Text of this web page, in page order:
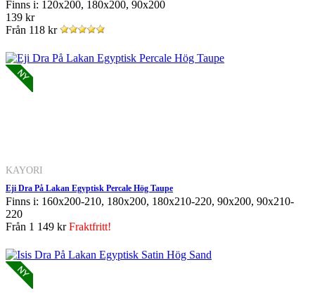
Finns i: 120x200, 180x200, 90x200
139 kr
Från 118 kr
KAYORI
Eji Dra På Lakan Egyptisk Percale Hög Taupe
Finns i: 160x200-210, 180x200, 180x210-220, 90x200, 90x210-
220
Från 1 149 krFraktfritt!